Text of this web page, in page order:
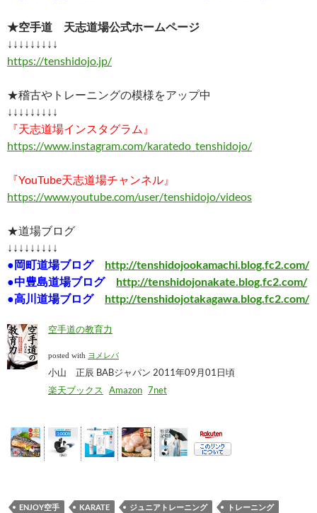
★空手道 天志道場公式ホームページ
↓↓↓↓↓↓↓↓↓
https://tenshidojo.jp/
★稽古やトレーニングの模様をアップ中
↓↓↓↓↓↓↓↓↓
『天志道場インスタグラム』
https://www.instagram.com/karatedo_tenshidojo/
『YouTube天志道場チャンネル』
https://www.youtube.com/user/tenshidojo/videos
★道場ブログ
↓↓↓↓↓↓↓↓↓
●岡町道場ブログ
http://tenshidojookamachi.blog.fc2.com/
●中豊島道場ブログ
http://tenshidojonakate.blog.fc2.com/
●高川道場ブログ
http://tenshidojotakagawa.blog.fc2.com/
空手道の教育力
posted with ヨメレバ
小山 正辰 BABジャパン 2011年09月01日頃
楽天ブックス
Amazon 7net
ENJOY空手 KARATE ジュニアトレーニング
トレーニング